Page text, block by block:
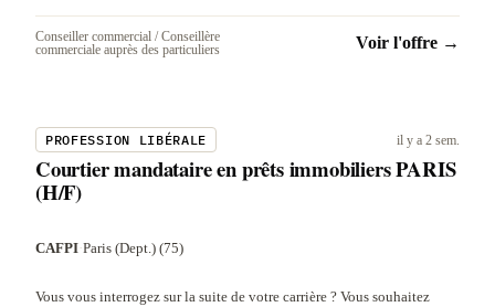
Conseiller commercial / Conseillère
commerciale auprès des particuliers
Voir l'offre →
PROFESSION LIBÉRALE il y a 2 sem.
Courtier mandataire en prêts immobiliers PARIS
(H/F)
CAFPI·Paris (Dept.) (75)
Vous vous interrogez sur la suite de votre carrière ? Vous souhaitez